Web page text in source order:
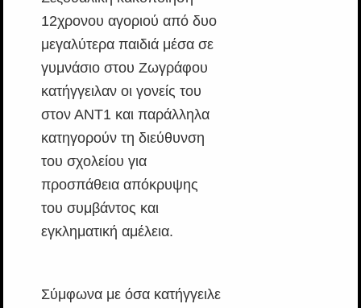
12χρονου αγοριού από δυο
μεγαλύτερα παιδιά μέσα σε
γυμνάσιο στου Ζωγράφου
κατήγγειλαν οι γονείς του
στον ΑΝΤ1 και παράλληλα
κατηγορούν τη διεύθυνση
του σχολείου για
προσπάθεια απόκρυψης
του συμβάντος και
εγκληματική αμέλεια.
Σύμφωνα με όσα κατήγγειλε